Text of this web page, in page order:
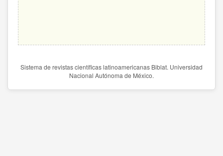
Sistema de revistas científicas latinoamericanas Biblat. Universidad
Nacional Autónoma de México.